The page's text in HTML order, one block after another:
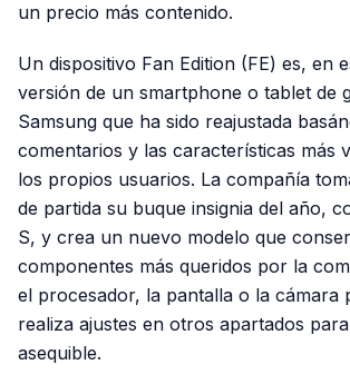
un precio más contenido.
Un dispositivo Fan Edition (FE) es, en
versión de un smartphone o tablet de
Samsung que ha sido reajustada
comentarios y las características más
los propios usuarios. La compañía
de partida su buque insignia del año,
S, y crea un nuevo modelo que
componentes más queridos por la
el procesador, la pantalla o la cámara
realiza ajustes en otros apartados
asequible.